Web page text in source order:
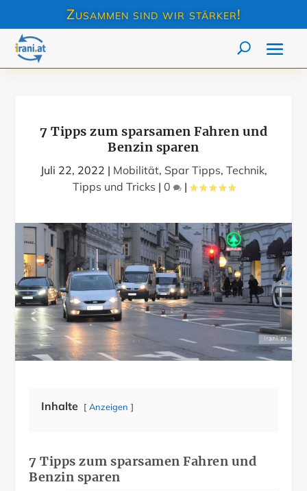
Zusammen sind wir stärker!
7 Tipps zum sparsamen Fahren und
Benzin sparen
Juli 22, 2022 | Mobilität, Spar Tipps, Technik,
Tipps und Tricks | 0 |
Inhalte Anzeigen
7 Tipps zum sparsamen Fahren und
Benzin sparen